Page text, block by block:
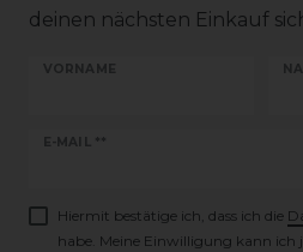
deinen nächsten Einkauf
VORNAME
E-MAIL **
Newsletter
Hiermit bestätige ich, dass ich die
habe. Meine Einwilligung kann ich